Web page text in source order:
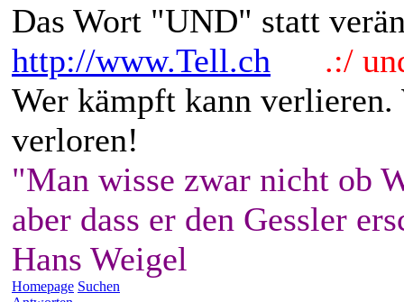
Das Wort "UND" statt
http://www.Tell.ch
.:/
Wer kämpft kann
verloren!
"Man wisse zwar nicht ob
aber dass er den Gessler
Hans Weigel
Homepage Suchen